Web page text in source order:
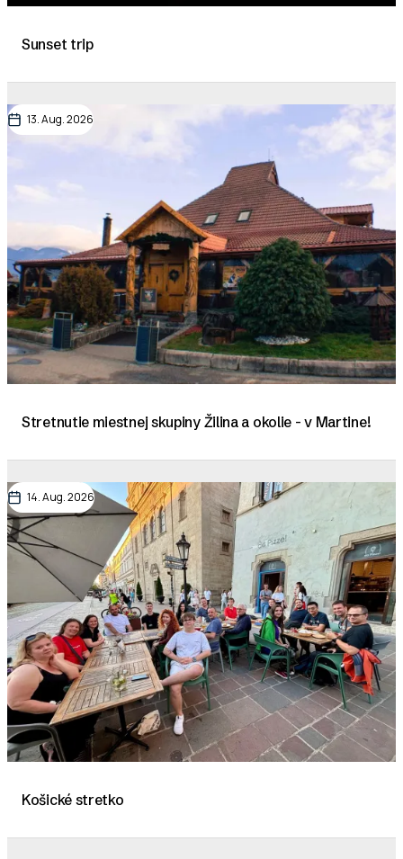
Sunset trip
13. Aug. 2026
Stretnutie miestnej skupiny Žilina a okolie - v Martine!
14. Aug. 2026
Košické stretko